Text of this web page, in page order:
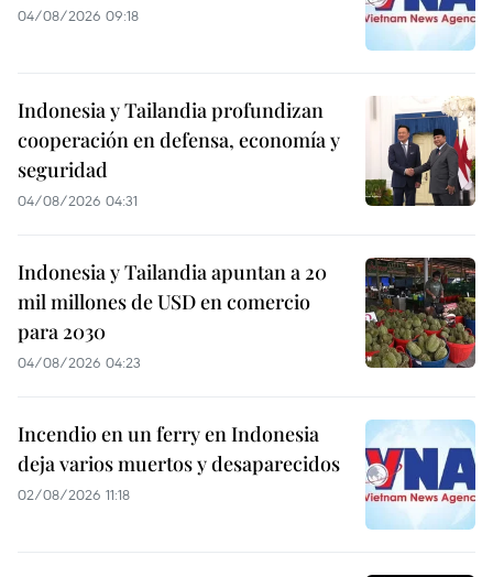
04/08/2026 09:18
Indonesia y Tailandia profundizan
cooperación en defensa, economía y
seguridad
04/08/2026 04:31
Indonesia y Tailandia apuntan a 20
mil millones de USD en comercio
para 2030
04/08/2026 04:23
Incendio en un ferry en Indonesia
deja varios muertos y desaparecidos
02/08/2026 11:18